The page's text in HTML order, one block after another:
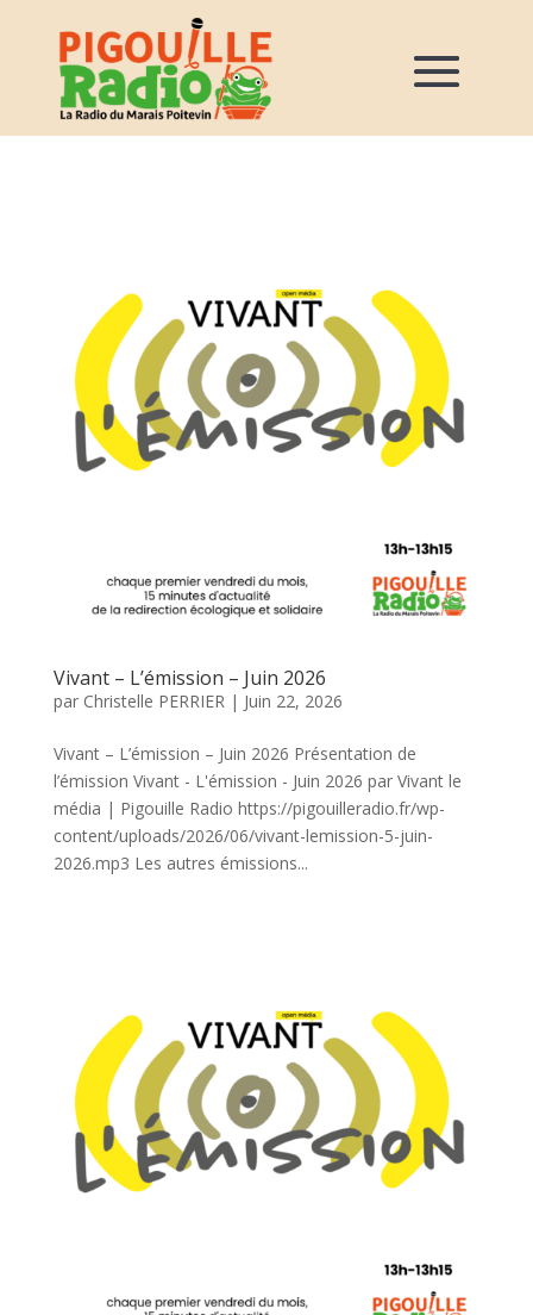
Vivant – L’émission – Juin 2026
par Christelle PERRIER| Juin 22, 2026
Vivant – L’émission – Juin 2026 Présentation de
l’émission Vivant - L'émission - Juin 2026 par Vivant le
média | Pigouille Radio https://pigouilleradio.fr/wp-
content/uploads/2026/06/vivant-lemission-5-juin-
2026.mp3 Les autres émissions...